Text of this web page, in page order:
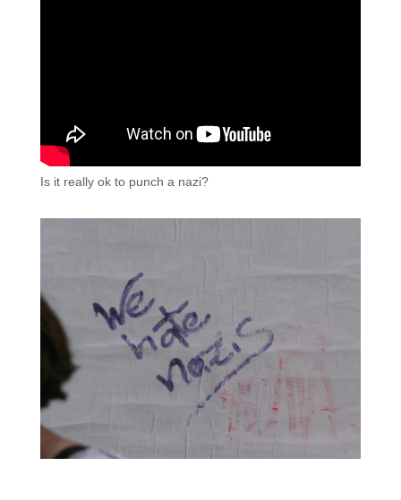
Is it really ok to punch a nazi?